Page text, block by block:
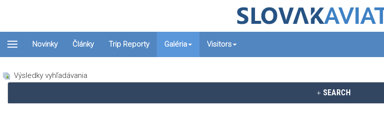
Novinky Články Trip Reporty Galéria Visitors
Výsledky vyhľadávania
SEARCH